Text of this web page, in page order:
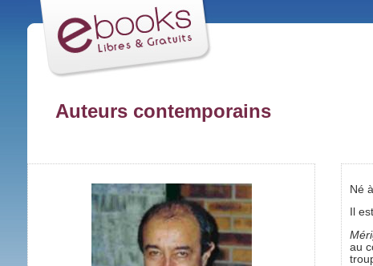
Auteurs contemporains
Né
Il
au